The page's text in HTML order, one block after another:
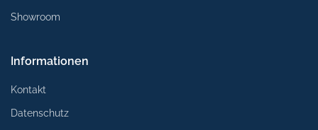
Showroom
Informationen
Kontakt
Datenschutz